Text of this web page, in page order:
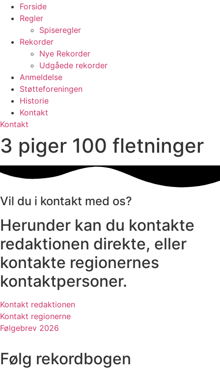
Forside
Regler
Spiseregler
Rekorder
Nye Rekorder
Udgåede rekorder
Anmeldelse
Støtteforeningen
Historie
Kontakt
Kontakt
3 piger 100 fletninger
Vil du i kontakt med os?
Herunder kan du kontakte
redaktionen direkte, eller
kontakte regionernes
kontaktpersoner.
Kontakt redaktionen
Kontakt regionerne
Følgebrev 2026
Følg rekordbogen